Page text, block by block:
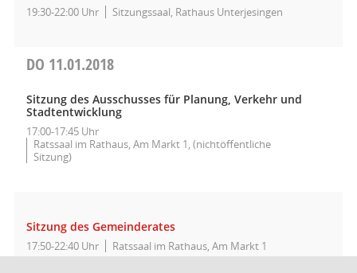
19:30-22:00 Uhr Sitzungssaal, Rathaus Unterjesingen
DO 11.01.2018
Sitzung des Ausschusses für Planung, Verkehr und
Stadtentwicklung
17:00-17:45 Uhr
Ratssaal im Rathaus, Am Markt 1, (nichtöffentliche
Sitzung)
Sitzung des Gemeinderates
17:50-22:40 Uhr Ratssaal im Rathaus, Am Markt 1